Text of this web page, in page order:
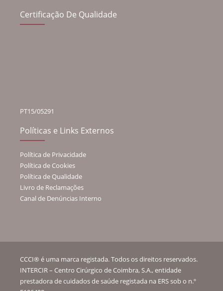
Certificação De Qualidade
PT15/05291
Políticas e Links Externos
Política de Privacidade
Política de Cookies
Política de Qualidade
Livro de Reclamações
Canal de Denúncias Interno
CCCI® é uma marca registada. Todos os direitos reservados.
INTERCIR – Centro Cirúrgico de Coimbra, S.A., entidade
prestadora de cuidados de saúde registada na ERS sob o n.º